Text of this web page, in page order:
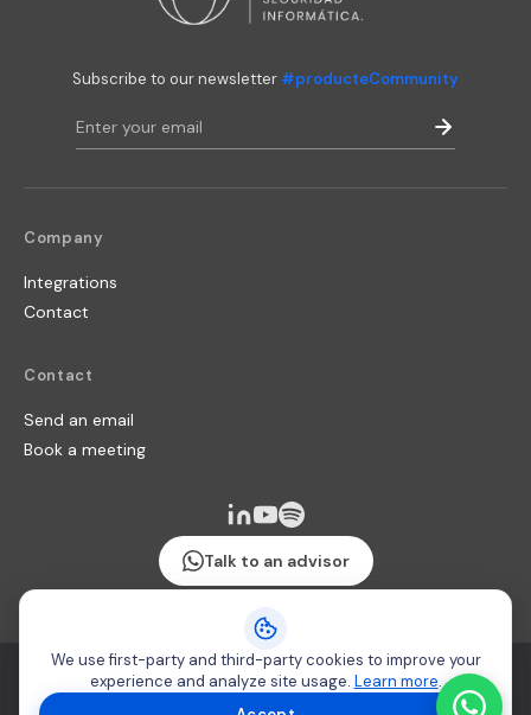
Subscribe to our newsletter #producteCommunity
Company
Integrations
Contact
Contact
Send an email
Book a meeting
Talk to an advisor
Terms & Conditions Security policy
Cookie usage
Copyright 2026 © Producteca
We use first-party and third-party cookies to improve your
experience and analyze site usage. Learn more.